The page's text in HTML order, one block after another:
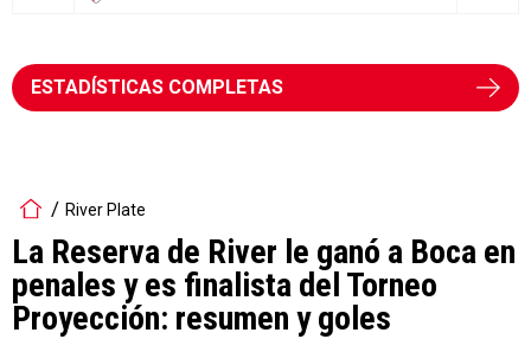
ESTADÍSTICAS COMPLETAS
River Plate
La Reserva de River le ganó a Boca en
penales y es finalista del Torneo
Proyección: resumen y goles